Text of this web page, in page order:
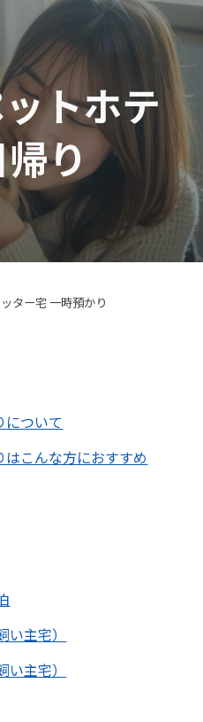
Skip to navigation
トホテ
り
ター宅 一時預かり
について
こんな方におすすめ
主宅）
主宅）